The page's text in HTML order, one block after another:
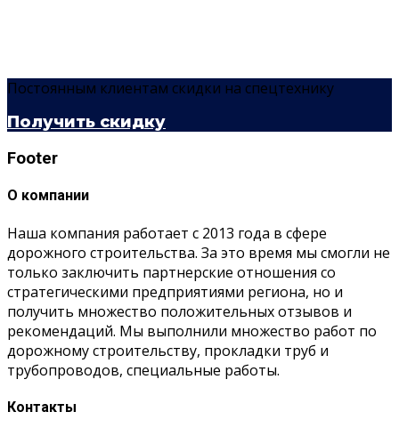
Постоянным клиентам скидки на спецтехнику
Получить скидку
Footer
О компании
Наша компания работает с 2013 года в сфере
дорожного строительства. За это время мы смогли не
только заключить партнерские отношения со
стратегическими предприятиями региона, но и
получить множество положительных отзывов и
рекомендаций. Мы выполнили множество работ по
дорожному строительству, прокладки труб и
трубопроводов, специальные работы.
Контакты